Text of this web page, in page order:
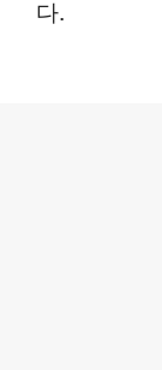
다.